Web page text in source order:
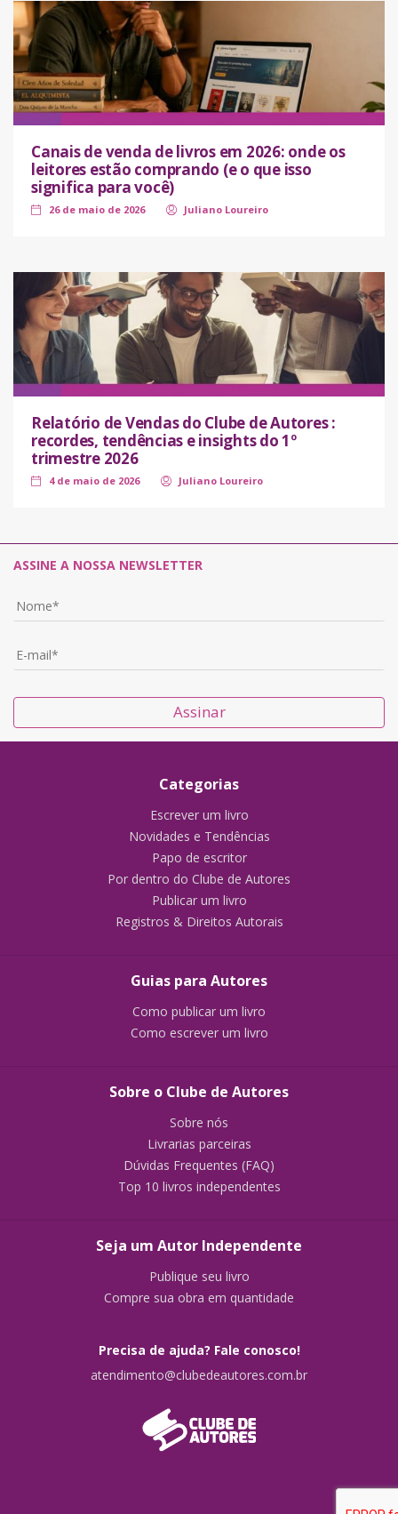
Canais de venda de livros em 2026: onde os
leitores estão comprando (e o que isso
significa para você)
26 de maio de 2026 Juliano Loureiro
Relatório de Vendas do Clube de Autores :
recordes, tendências e insights do 1º
trimestre 2026
4 de maio de 2026 Juliano Loureiro
ASSINE A NOSSA NEWSLETTER
Assinar
Categorias
Escrever um livro
Novidades e Tendências
Papo de escritor
Por dentro do Clube de Autores
Publicar um livro
Registros & Direitos Autorais
Guias para Autores
Como publicar um livro
Como escrever um livro
Sobre o Clube de Autores
Sobre nós
Livrarias parceiras
Dúvidas Frequentes (FAQ)
Top 10 livros independentes
Seja um Autor Independente
Publique seu livro
Compre sua obra em quantidade
Precisa de ajuda? Fale conosco!
atendimento@clubedeautores.com.br